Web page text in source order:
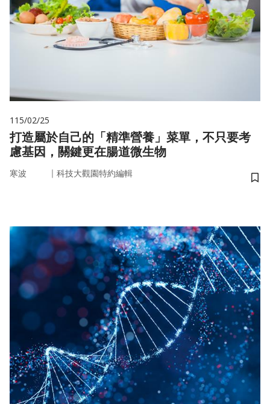
115/02/25
打造屬於自己的「精準營養」菜單，不只要考
慮基因，關鍵更在腸道微生物
寒波 ｜ 科技大觀園特約編輯
儲